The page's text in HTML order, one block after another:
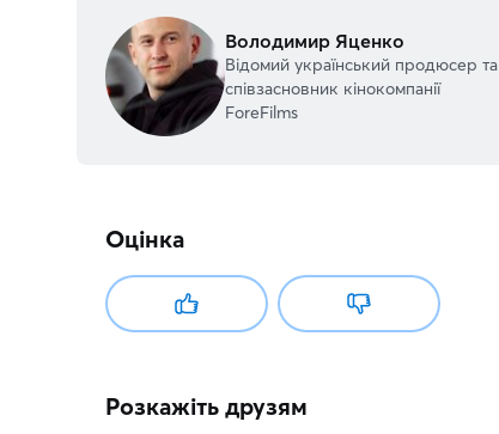
Володимир Яценко
Відомий український продюсер та
співзасновник кінокомпанії
ForeFilms
Оцінка
Розкажіть друзям